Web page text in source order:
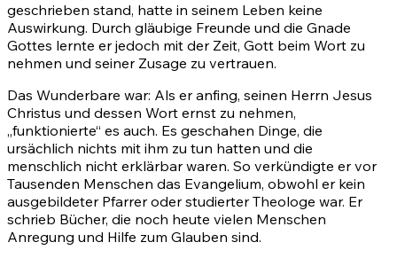
geschrieben stand, hatte in seinem Leben keine
Auswirkung. Durch gläubige Freunde und die Gnade
Gottes lernte er jedoch mit der Zeit, Gott beim Wort zu
nehmen und seiner Zusage zu vertrauen.
Das Wunderbare war: Als er anfing, seinen Herrn Jesus
Christus und dessen Wort ernst zu nehmen,
„funktionierte“ es auch. Es geschahen Dinge, die
ursächlich nichts mit ihm zu tun hatten und die
menschlich nicht erklärbar waren. So verkündigte er vor
Tausenden Menschen das Evangelium, obwohl er kein
ausgebildeter Pfarrer oder studierter Theologe war. Er
schrieb Bücher, die noch heute vielen Menschen
Anregung und Hilfe zum Glauben sind.